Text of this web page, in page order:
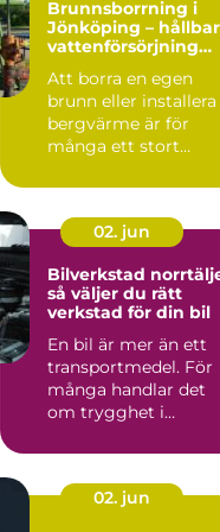
Brunnsborrning i
Jönköping – hållbar
vattenförsörjning
energilösning
Att borra en egen
brunn eller installera
bergvärme är för
många ett stort
02. jun
Bilverkstad
så väljer du rätt
verkstad för din bil
En bil är mer än ett
transportmedel. För
många handlar det
om trygghet i
möjligheten att t...
02. jun